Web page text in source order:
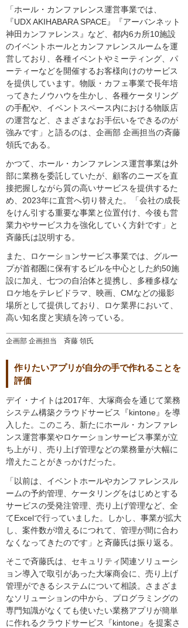
企画部 企画担当 斉藤 領氏
「ホール・カンファレンス運営事業では、
『UDX AKIHABARA SPACE』『アーバンネット
神田カンファレンス』など、都内6カ所10施設
のイベントホールとカンファレンスルームを運
営しており、各種イベントやミーティング、パ
ーティーなどを開催するお客様向けのサービス
を提供しています。物販・カフェ事業で長年培
ってきたノウハウを生かし、各種ケータリング
の手配や、イベントスペース内における物販店
の運営など、さまざまなお手伝いをできるのが
強みです」と語るのは、企画部 企画担当の斉藤
領氏である。
かつて、ホール・カンファレンス運営事業は外
部に業務を委託していたが、顧客のニーズを直
接把握しながら質の高いサービスを提供するた
め、2023年に直営へ切り替えた。「会社の成長
をけん引する重要な事業と位置付け、今後も営
業力やサービス力を強化していく方針です」と
斉藤氏は説明する。
また、ロケーションサービス事業では、グルー
プが首都圏に保有するビルを中心とした約50施
設に加え、七つの自治体と提携し、多種多様な
ロケ地をテレビドラマ、映画、CMなどの撮影
場所として提供しており、ロケ業界において、
高い知名度と実績を誇っている。
作りたいアプリが自分の手で作れることを
評価
デイ・ナイトは2017年、大塚商会を通じて業務
システム構築クラウドサービス『kintone』を導
入した。このころ、新たにホール・カンファレ
ンス運営事業やロケーションサービス事業が立
ち上がり、売り上げ管理などの業務量が大幅に
増えたことがきっかけだった。
「以前は、イベントホールやカンファレンスル
ームの予約管理、ケータリングをはじめとする
サービスの受発注管理、売り上げ管理など、全
てExcelで行っていました。しかし、事業が拡大
し、案件数が増えるにつれて、管理が間に合わ
なくなってきたのです」と斉藤氏は振り返る。
そこで斉藤氏は、セキュリティ関連ソリューシ
ョン導入で取引があった大塚商会に、売り上げ
管理ができるシステムについて相談。さまざま
なソリューションの中から、プログラミングの
専門知識がなくても使いたい業務アプリが簡単
に作れるクラウドサービス『kintone』を提案さ